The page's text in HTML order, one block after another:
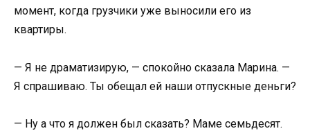
момент, когда грузчики уже выносили его из
квартиры.
— Я не драматизирую, — спокойно сказала Марина. —
Я спрашиваю. Ты обещал ей наши отпускные деньги?
— Ну а что я должен был сказать? Маме семьдесят.